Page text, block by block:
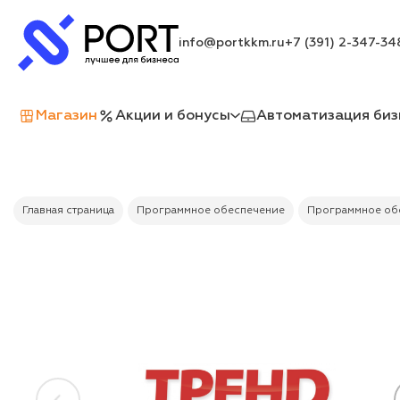
info@portkkm.ru+7 (391) 2-347-
Магазин Акции и бонусы Автоматизация
Главная страница Программное обеспечение Программное